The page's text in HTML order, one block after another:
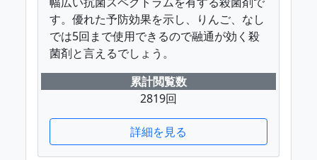
す。優れた予防効果を示し、りんご、なし
では5回まで使用できるので融通が効く殺
菌剤と言えるでしょう。
累計閲覧数
2819回
詳細を見る